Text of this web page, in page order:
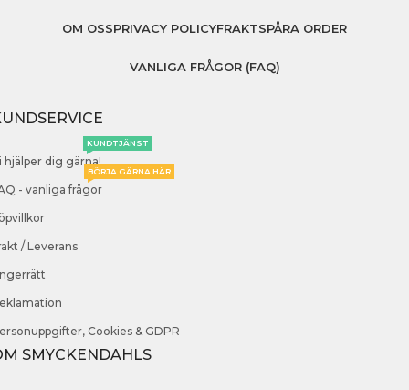
OM OSSPRIVACY POLICYFRAKTSPÅRA ORDER
VANLIGA FRÅGOR (FAQ)
hjälper dig gärna!
KUNDTJÄNST
- vanliga frågor
BÖRJA GÄRNA HÄR
/ Leverans
Cookies & GDPR
SMYCKENDAHLS